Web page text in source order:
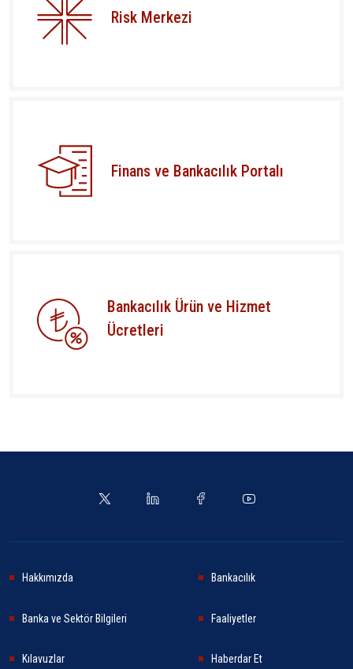
Risk Merkezi
Finans ve Bankacılık Portalı
Bankacılık Ürün ve Hizmet
Ücretleri
Hakkımızda Bankacılık
Banka ve Sektör Bilgileri Faaliyetler
Kılavuzlar Haberdar Et